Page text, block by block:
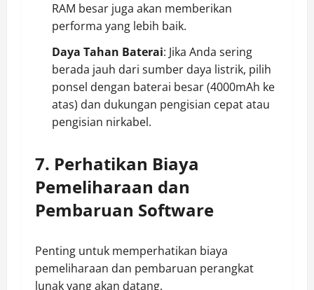
RAM besar juga akan memberikan
performa yang lebih baik.
Daya Tahan Baterai: Jika Anda sering
berada jauh dari sumber daya listrik, pilih
ponsel dengan baterai besar (4000mAh ke
atas) dan dukungan pengisian cepat atau
pengisian nirkabel.
7. Perhatikan Biaya
Pemeliharaan dan
Pembaruan Software
Penting untuk memperhatikan biaya
pemeliharaan dan pembaruan perangkat
lunak yang akan datang.